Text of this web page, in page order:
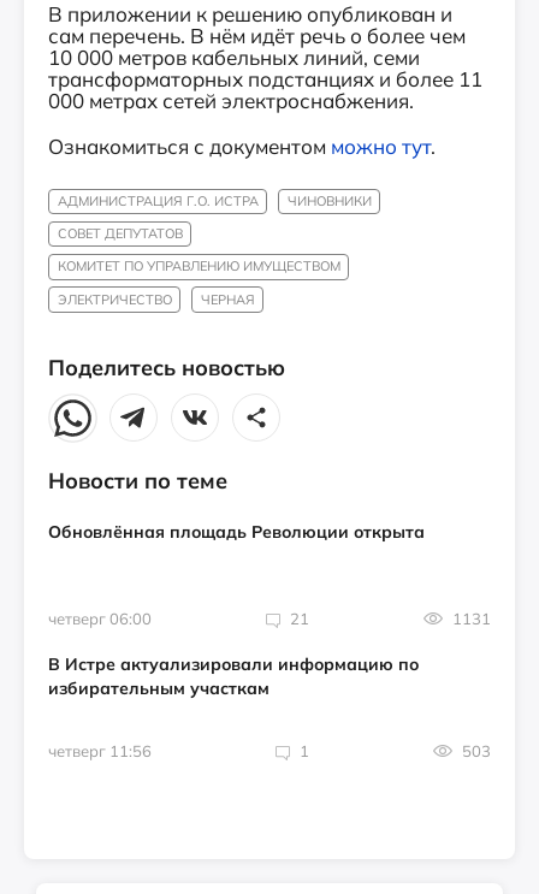
В приложении к решению опубликован и
сам перечень. В нём идёт речь о более чем
10 000 метров кабельных линий, семи
трансформаторных подстанциях и более 11
000 метрах сетей электроснабжения.
Ознакомиться с документом можно тут.
АДМИНИСТРАЦИЯ Г.О. ИСТРА
ЧИНОВНИКИ
СОВЕТ ДЕПУТАТОВ
КОМИТЕТ ПО УПРАВЛЕНИЮ ИМУЩЕСТВОМ
ЭЛЕКТРИЧЕСТВО
ЧЕРНАЯ
Поделитесь новостью
Новости по теме
Обновлённая площадь Революции открыта
четверг 06:00 21 1131
В Истре актуализировали информацию по
избирательным участкам
четверг 11:56 1 503